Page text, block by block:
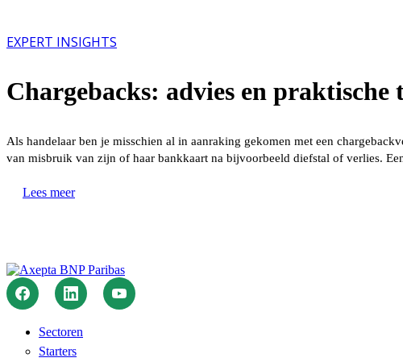
cash?”
EXPERT INSIGHTS
Chargebacks: advies en praktische
Als handelaar ben je misschien al in aanraking gekomen met een
van misbruik van zijn of haar bankkaart na bijvoorbeeld diefstal of verlies.
Lees meer“Chargebacks:
Sectoren
Starters